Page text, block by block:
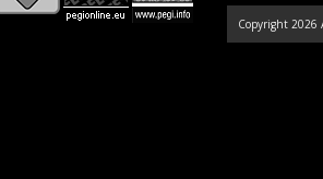
Copyright 2026